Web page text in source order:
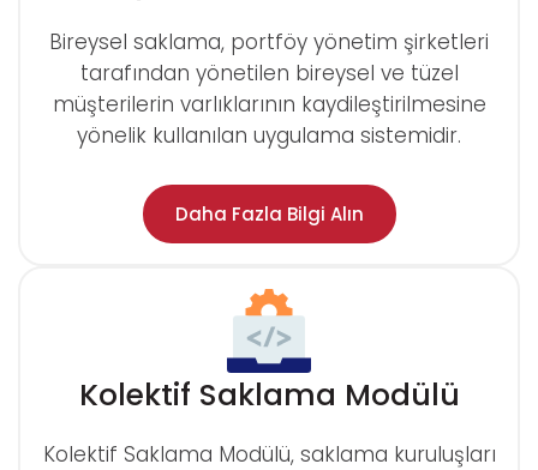
Bireysel saklama, portföy yönetim şirketleri
tarafından yönetilen bireysel ve tüzel
müşterilerin varlıklarının kaydileştirilmesine
yönelik kullanılan uygulama sistemidir.
Daha Fazla Bilgi Alın
Kolektif Saklama Modülü
Kolektif Saklama Modülü, saklama kuruluşları